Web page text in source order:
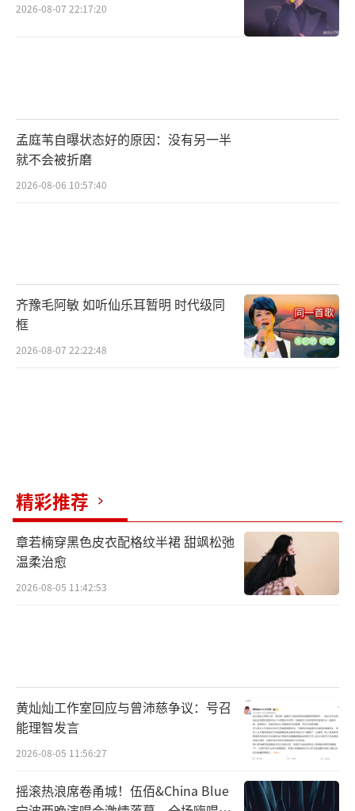
2026-08-07 22:17:20
孟庭苇自曝状态好的原因：没有另一半
就不会被折磨
2026-08-06 10:57:40
齐豫毛阿敏 如听仙乐耳暂明 时代级同
框
2026-08-07 22:22:48
精彩推荐
章若楠穿黑色皮衣配格纹半裙 甜飒松弛
温柔治愈
2026-08-05 11:42:53
黄灿灿工作室回应与曾沛慈争议：号召
能理智发言
2026-08-05 11:56:27
摇滚热浪席卷甬城！伍佰&China Blue